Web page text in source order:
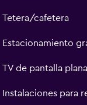
Tetera/cafetera
Estacionamiento
TV de pantalla plana
Instalaciones para